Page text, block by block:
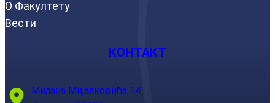
О Факултету
Вести
КОНТАКТ
Милана Мијалковића 14